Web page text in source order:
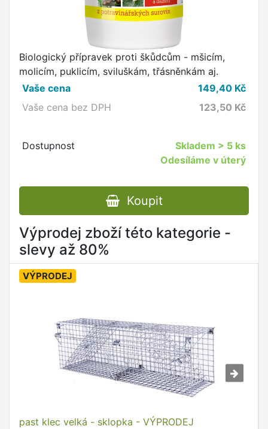
Biologický přípravek proti škůdcům - mšicím,
molicím, puklicím, sviluškám, třásněnkám aj.
Vaše cena
149,40 Kč
Vaše cena bez DPH
123,50 Kč
Dostupnost Skladem > 5 ks
Odesíláme v úterý
Koupit
Výprodej zboží této kategorie -
slevy až 80%
VÝPRODEJ
past klec velká - sklopka - VÝPRODEJ